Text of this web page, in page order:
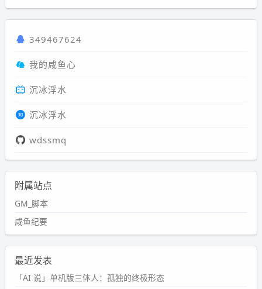
349467624
我的咸鱼心
沉冰浮水
沉冰浮水
wdssmq
附属站点
GM_脚本
咸鱼纪要
最近发表
「AI 说」单机版三体人：孤独的终极形态